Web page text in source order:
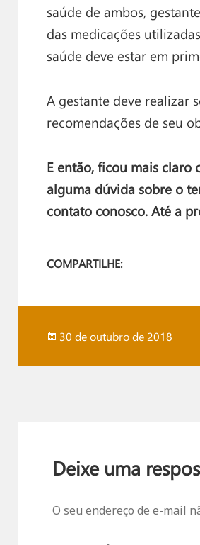
saúde de ambos,
das medicações
saúde deve estar em
A gestante deve realizar
recomendações de seu
E então, ficou mais claro
alguma dúvida sobre o
contato conosco. Até a
COMPARTILHE:
Publicado
30 de outubro de 2018
Deixe uma
O seu endereço de e-mail